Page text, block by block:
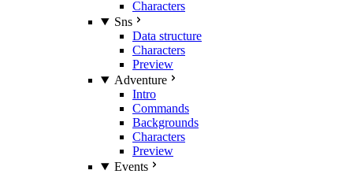
Characters
Sns
Data structure
Characters
Preview
Adventure
Intro
Commands
Backgrounds
Characters
Preview
Events